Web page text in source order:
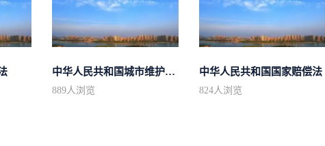
中华人民共和国城市维护建设税法
889人浏览
中华人民共和国国家赔偿法
824人浏览